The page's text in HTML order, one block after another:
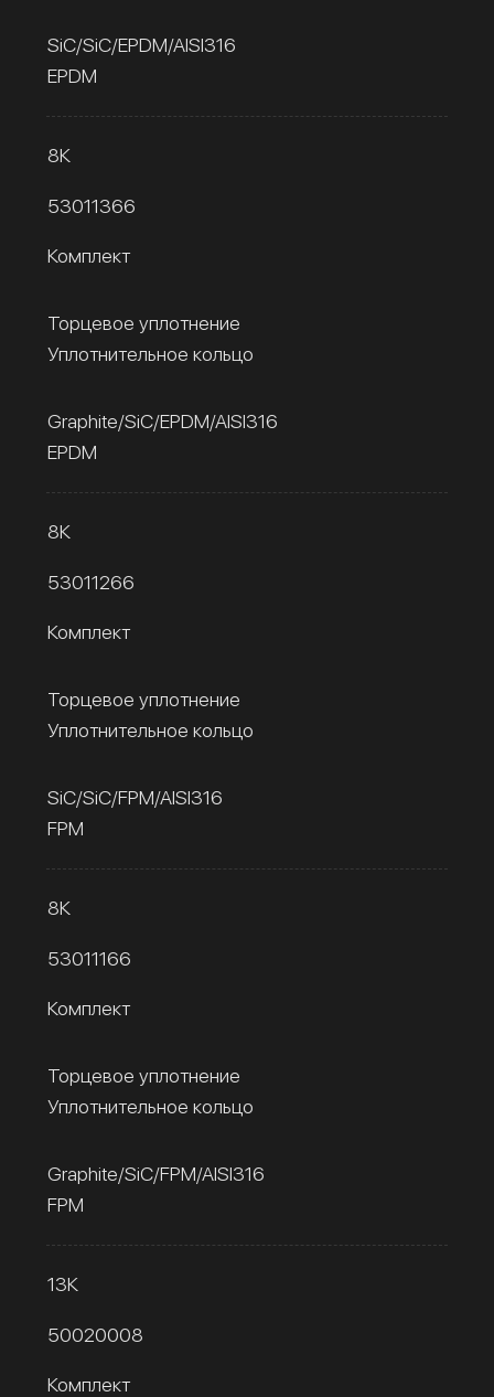
SiC/SiC/EPDM/AISI316
EPDM
8К
53011366
Комплект
Торцевое уплотнение
Уплотнительное кольцо
Graphite/SiC/EPDM/AISI316
EPDM
8К
53011266
Комплект
Торцевое уплотнение
Уплотнительное кольцо
SiC/SiC/FPM/AISI316
FPM
8К
53011166
Комплект
Торцевое уплотнение
Уплотнительное кольцо
Graphite/SiC/FPM/AISI316
FPM
13К
50020008
Комплект